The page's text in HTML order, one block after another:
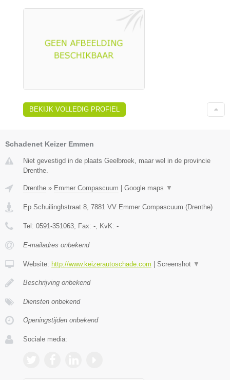
BEKIJK VOLLEDIG PROFIEL
Schadenet Keizer Emmen
Niet gevestigd in de plaats Geelbroek, maar wel in de provincie
Drenthe.
Drenthe » Emmer Compascuum | Google maps ▼
Ep Schuilinghstraat 8 7881 VV Emmer Compascuum (Drenthe)
Tel: 0591-351063 , Fax: - , KvK: -
E-mailadres onbekend
Website: http://www.keizerautoschade.com | Screenshot ▼
Beschrijving onbekend
Diensten onbekend
Openingstijden onbekend
Sociale media: